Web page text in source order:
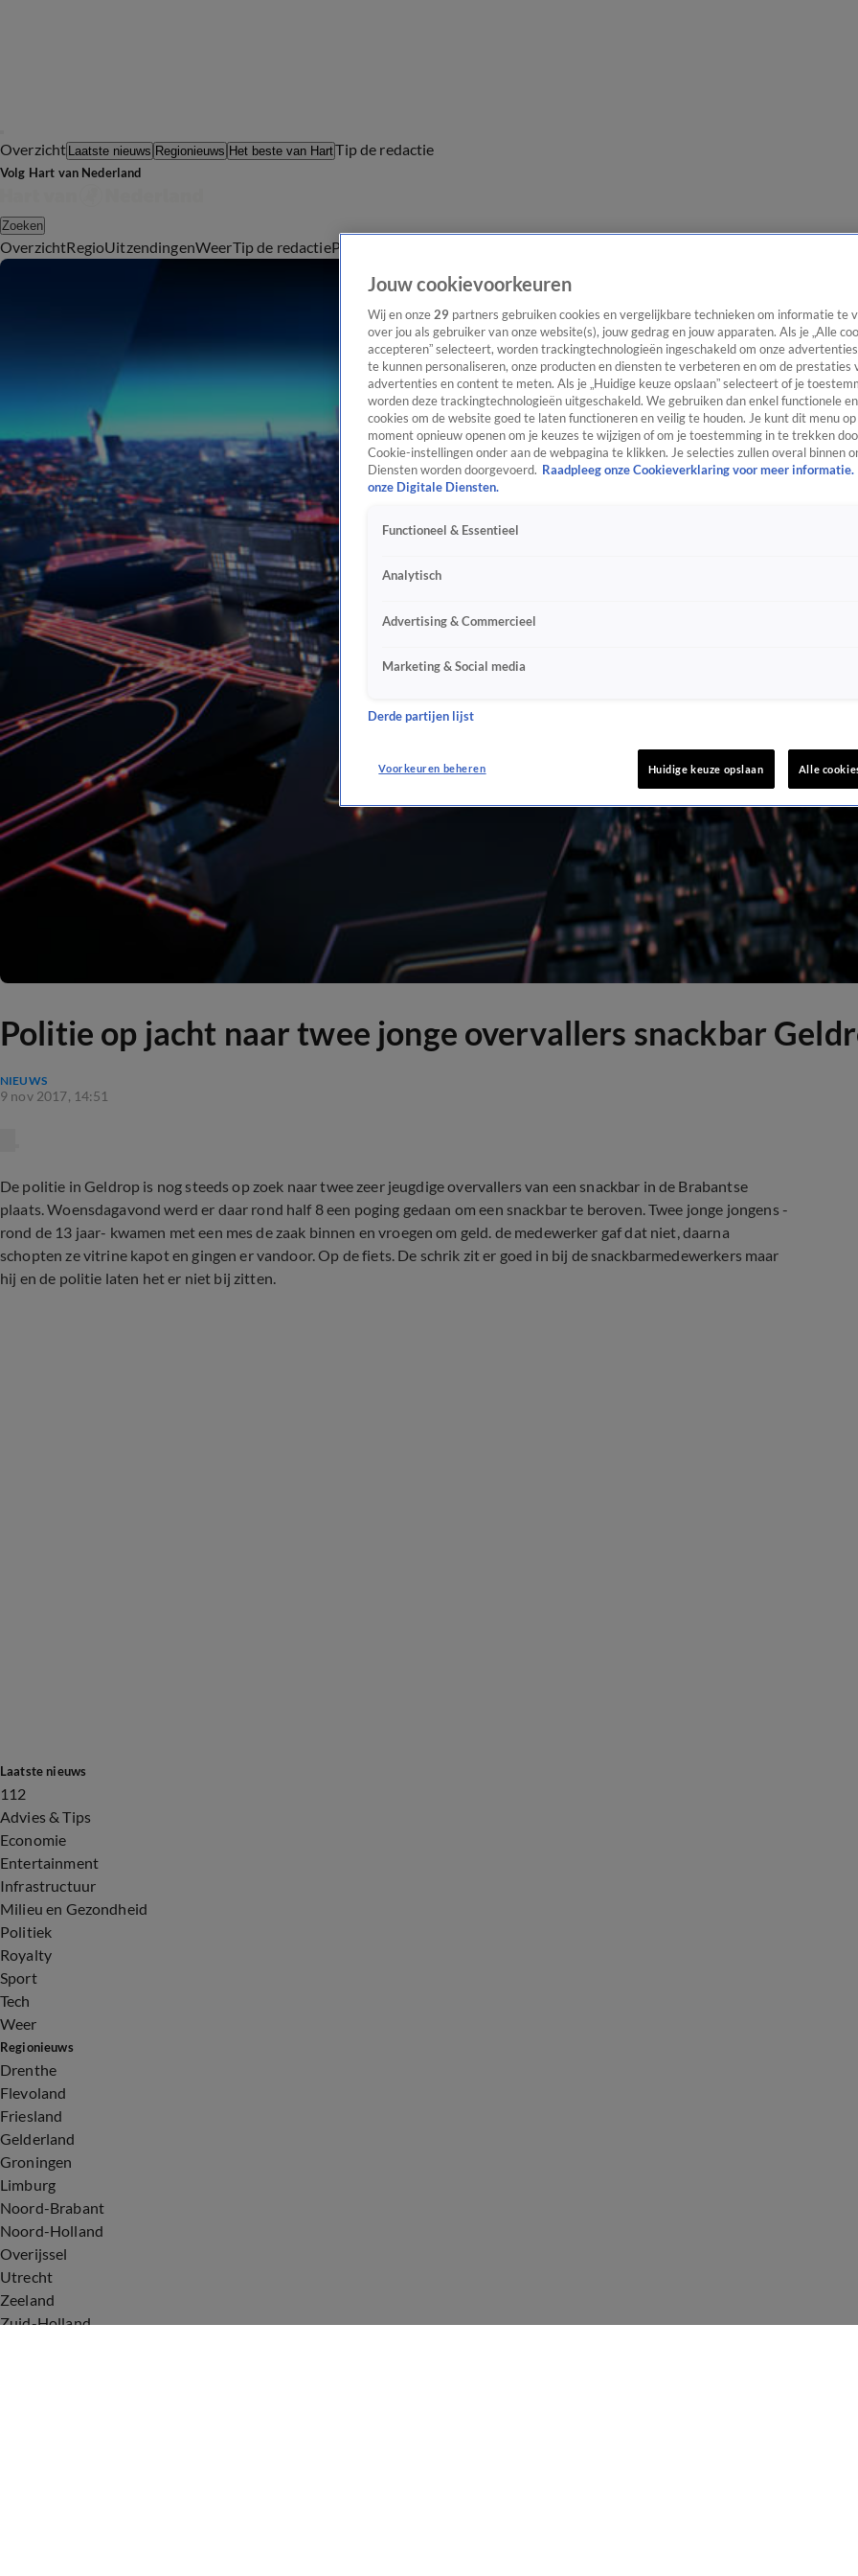
Overzicht Laatste nieuws Regionieuws Het beste van HartTip de redactie
Volg Hart van Nederland
Zoeken
OverzichtRegioUitzendingenWeerTip de redactiePanel
Politie op jacht naar twee jonge overvallers snackbar
NIEUWS
9 nov 2017, 14:51
De politie in Geldrop is nog steeds op zoek naar twee zeer jeugdige overvallers van een snackbar in de Brabantse
plaats. Woensdagavond werd er daar rond half 8 een poging gedaan om een snackbar te beroven. Twee jonge jongens -
rond de 13 jaar- kwamen met een mes de zaak binnen en vroegen om geld. de medewerker gaf dat niet, daarna
schopten ze vitrine kapot en gingen er vandoor. Op de fiets. De schrik zit er goed in bij de snackbarmedewerkers maar
hij en de politie laten het er niet bij zitten.
Laatste nieuws
112
Advies & Tips
Economie
Entertainment
Infrastructuur
Milieu en Gezondheid
Politiek
Royalty
Sport
Tech
Weer
Regionieuws
Drenthe
Flevoland
Friesland
Gelderland
Groningen
Limburg
Noord-Brabant
Noord-Holland
Overijssel
Utrecht
Zeeland
Zuid-Holland
Jouw cookievoorkeuren
Wij en onze 29 partners gebruiken cookies en vergelijkbare technieken om informatie te
over jou als gebruiker van onze website(s), jouw gedrag en jouw apparaten. Als je „Alle
accepteren” selecteert, worden trackingtechnologieën ingeschakeld om onze
te kunnen personaliseren, onze producten en diensten te verbeteren en om de prestaties
advertenties en content te meten. Als je „Huidige keuze opslaan” selecteert of je
worden deze trackingtechnologieën uitgeschakeld. We gebruiken dan enkel functionele
cookies om de website goed te laten functioneren en veilig te houden. Je kunt dit menu
moment opnieuw openen om je keuzes te wijzigen of om je toestemming in te trekken
Cookie-instellingen onder aan de webpagina te klikken. Je selecties zullen overal binnen
Diensten worden doorgevoerd. Raadpleeg onze Cookieverklaring voor meer informatie.
onze Digitale Diensten.
Functioneel & Essentieel
Analytisch
Advertising & Commercieel
Marketing & Social media
Derde partijen lijst
Voorkeuren beheren Huidige keuze opslaan Alle